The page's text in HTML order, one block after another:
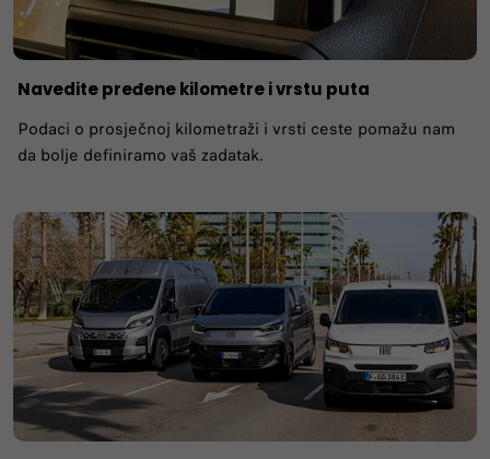
Navedite pređene kilometre i vrstu puta
Podaci o prosječnoj kilometraži i vrsti ceste pomažu nam
da bolje definiramo vaš zadatak.